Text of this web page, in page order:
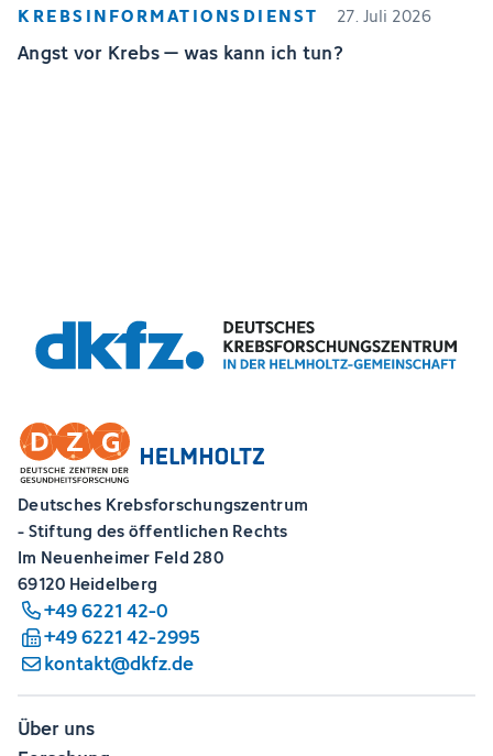
KREBSINFORMATIONSDIENST 27. Juli 2026
Angst vor Krebs – was kann ich tun?
Deutsches Krebsforschungszentrum
- Stiftung des öffentlichen Rechts
Im Neuenheimer Feld 280
69120 Heidelberg
+49 6221 42-0
+49 6221 42-2995
kontakt@dkfz.de
Über uns